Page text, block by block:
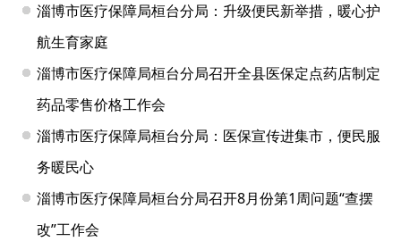
淄博市医疗保障局桓台分局：升级便民新举措，暖心护
航生育家庭
淄博市医疗保障局桓台分局召开全县医保定点药店制定
药品零售价格工作会
淄博市医疗保障局桓台分局：医保宣传进集市，便民服
务暖民心
淄博市医疗保障局桓台分局召开8月份第1周问题“查摆
改”工作会